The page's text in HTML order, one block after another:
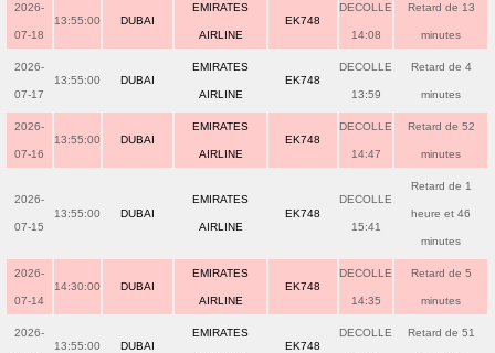
2026-
07-18
13:55:00 DUBAI
EMIRATES
AIRLINE
EK748
DECOLLE
14:08
Retard de 13
minutes
2026-
07-17
13:55:00 DUBAI
EMIRATES
AIRLINE
EK748
DECOLLE
13:59
Retard de 4
minutes
2026-
07-16
13:55:00 DUBAI
EMIRATES
AIRLINE
EK748
DECOLLE
14:47
Retard de 52
minutes
2026-
07-15
13:55:00 DUBAI
EMIRATES
AIRLINE
EK748
DECOLLE
15:41
Retard de 1
heure et 46
minutes
2026-
07-14
14:30:00 DUBAI
EMIRATES
AIRLINE
EK748
DECOLLE
14:35
Retard de 5
minutes
2026-
13:55:00 DUBAI
EMIRATES
EK748
DECOLLE Retard de 51